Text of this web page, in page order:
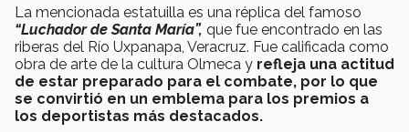
La mencionada estatuilla es una réplica del famoso
“Luchador de Santa María”, que fue encontrado en las
riberas del Río Uxpanapa, Veracruz. Fue calificada como
obra de arte de la cultura Olmeca y refleja una actitud
de estar preparado para el combate, por lo que
se convirtió en un emblema para los premios a
los deportistas más destacados.